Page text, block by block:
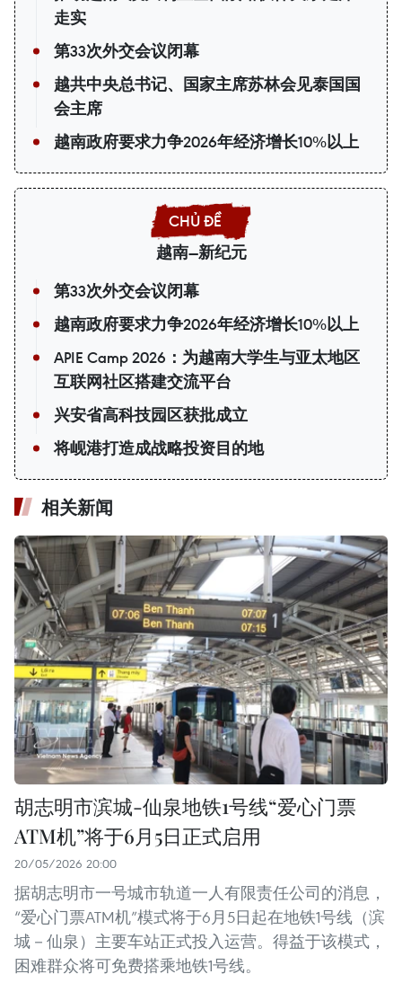
走实
第33次外交会议闭幕
越共中央总书记、国家主席苏林会见泰国国
会主席
越南政府要求力争2026年经济增长10%以上
越南—新纪元
第33次外交会议闭幕
越南政府要求力争2026年经济增长10%以上
APIE Camp 2026：为越南大学生与亚太地区
互联网社区搭建交流平台
兴安省高科技园区获批成立
将岘港打造成战略投资目的地
相关新闻
胡志明市滨城-仙泉地铁1号线“爱心门票
ATM机”将于6月5日正式启用
20/05/2026 20:00
据胡志明市一号城市轨道一人有限责任公司的消息，
“爱心门票ATM机”模式将于6月5日起在地铁1号线（滨
城－仙泉）主要车站正式投入运营。得益于该模式，
困难群众将可免费搭乘地铁1号线。